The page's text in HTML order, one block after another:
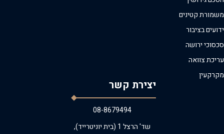
משמורת קטינים
ידועים בציבור
סכסוכי ירושה
עריכת צוואה
מקרקעין
יצירת קשר
08-8679494
שד' הרצל 1 (בית יוניטרייד),